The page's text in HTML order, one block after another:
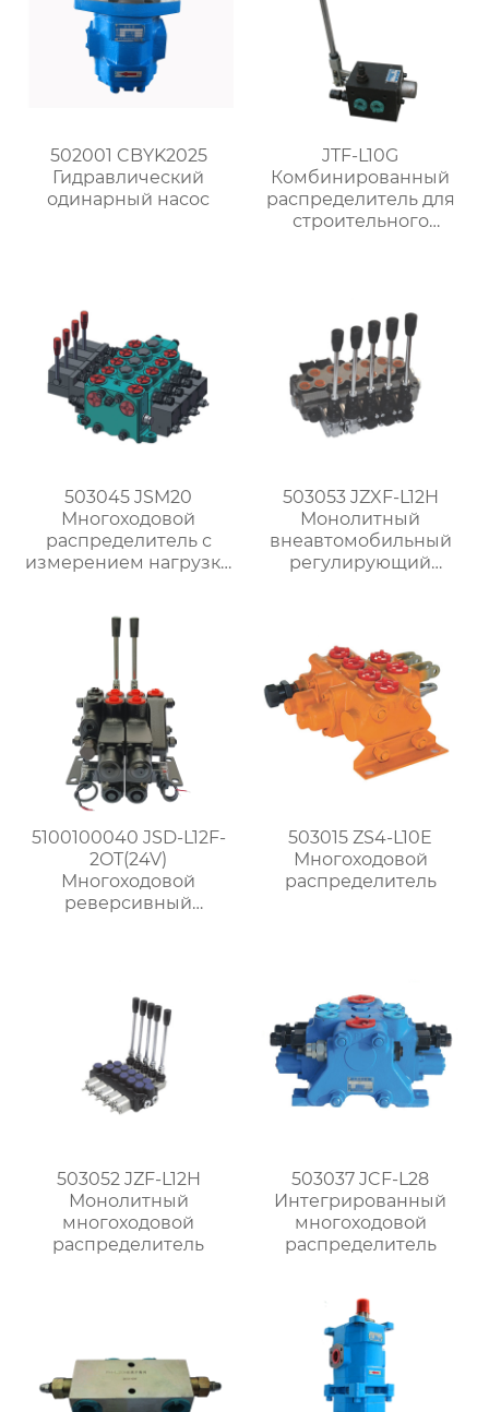
502001 CBYK2025
Гидравлический
одинарный насос
JTF-L10G
Комбинированный
распределитель для
строительного
503045 JSM20
Многоходовой
распределитель с
измерением нагрузки
503053 JZXF-L12H
Монолитный
внеавтомобильный
регулирующий
5100100040 JSD-L12F-
2OT(24V)
Многоходовой
реверсивный
503015 ZS4-L10E
Многоходовой
распределитель
503052 JZF-L12H
Монолитный
многоходовой
распределитель
503037 JCF-L28
Интегрированный
многоходовой
распределитель